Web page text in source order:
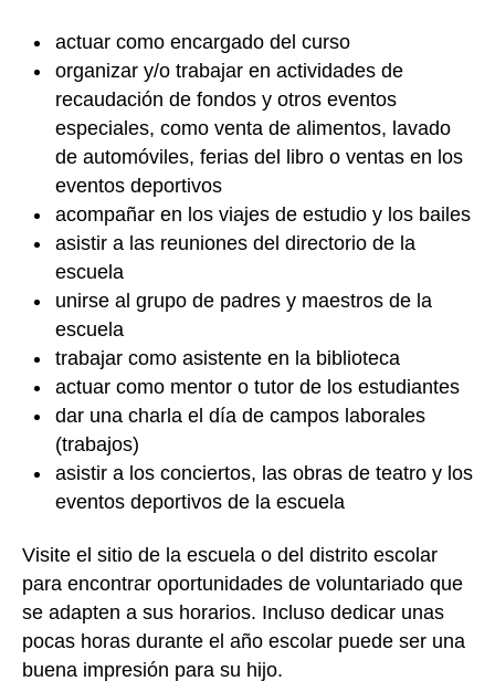
actuar como encargado del curso
organizar y/o trabajar en actividades de
recaudación de fondos y otros eventos
especiales, como venta de alimentos, lavado
de automóviles, ferias del libro o ventas en los
eventos deportivos
acompañar en los viajes de estudio y los bailes
asistir a las reuniones del directorio de la
escuela
unirse al grupo de padres y maestros de la
escuela
trabajar como asistente en la biblioteca
actuar como mentor o tutor de los estudiantes
dar una charla el día de campos laborales
(trabajos)
asistir a los conciertos, las obras de teatro y los
eventos deportivos de la escuela
Visite el sitio de la escuela o del distrito escolar
para encontrar oportunidades de voluntariado que
se adapten a sus horarios. Incluso dedicar unas
pocas horas durante el año escolar puede ser una
buena impresión para su hijo.